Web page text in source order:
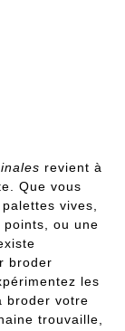
revient à
Que vous
vives,
ou une
broder
les
broder votre
trouvaille,